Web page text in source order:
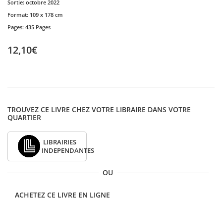
Sortie: octobre 2022
Format: 109 x 178 cm
Pages: 435 Pages
12,10€
TROUVEZ CE LIVRE CHEZ VOTRE LIBRAIRE DANS VOTRE
QUARTIER
LIBRAIRIES
INDEPENDANTES
OU
ACHETEZ CE LIVRE EN LIGNE